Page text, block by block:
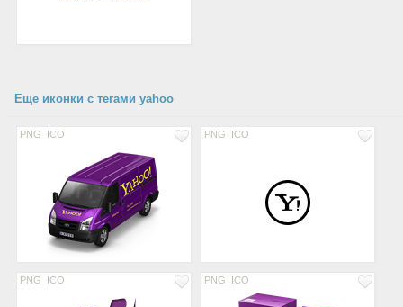
Еще иконки с тегами yahoo
PNG ICO PNG ICO
PNG ICO PNG ICO